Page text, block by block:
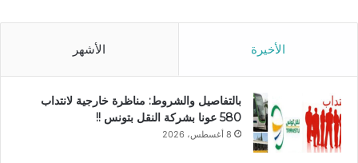
الأخيرة الأشهر
بالتفاصيل والشروط: مناظرة خارجية لانتداب
580 عونا بشركة النقل بتونس !!
8 أغسطس، 2026